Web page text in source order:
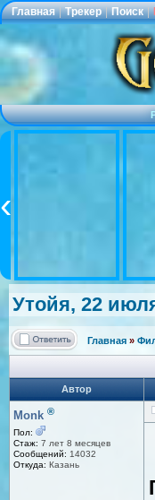
Главная | Трекер | Поиск |
Утойя, 22
Главная »
Автор
Monk ®
Пол:
Стаж: 7 лет 8 месяцев
Сообщений: 14032
Откуда: Казань